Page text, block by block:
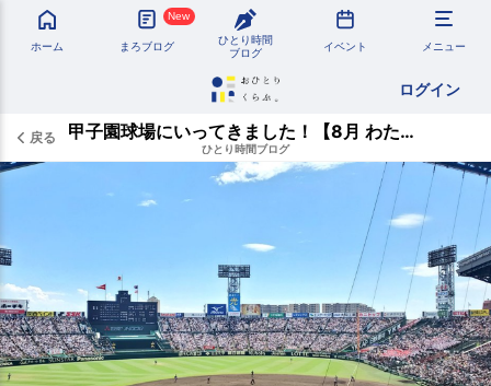
ホーム
New
まろブログ
ひとり時間
ブログ
イベント メニュー
ログイン
戻る 甲子園球場にいってきました！【8月 わたしの夏休み】
ひとり時間ブログ